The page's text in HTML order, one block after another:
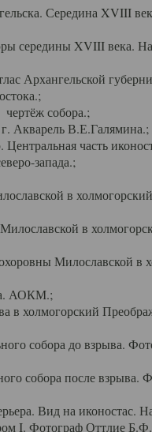
Середина XVIII
середины XVIII века.
Архангельской
собора.;
Акварель В.Е.Галямина.;
часть
запада.;
в
в
Милославской в
АОКМ.;
холмогорский
собора до взрыва.
собора после
Вид на иконостас.
I. Фотограф Оттлие